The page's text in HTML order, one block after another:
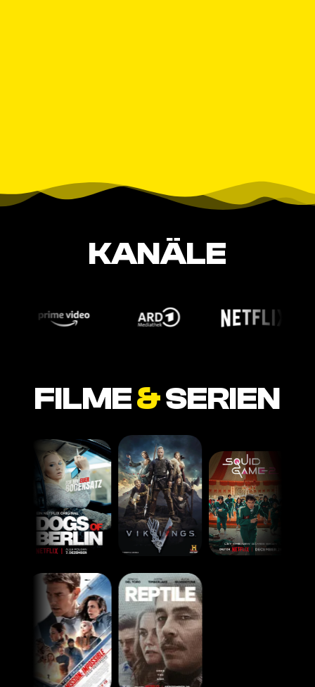
KANÄLE
FILME&SERIEN